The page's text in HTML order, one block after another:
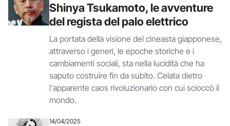
Shinya Tsukamoto, le avventure
del regista del palo elettrico
La portata della visione del cineasta giapponese,
attraverso i generi, le epoche storiche e i
cambiamenti sociali, sta nella lucidità che ha
saputo costruire fin da subito. Celata dietro
l'apparente caos rivoluzionario con cui scioccò il
mondo.
14/04/2025